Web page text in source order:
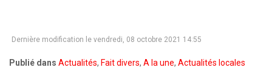
Dernière modification le vendredi, 08 octobre 2021 14:55
Publié dans Actualités, Fait divers, A la une, Actualités locales